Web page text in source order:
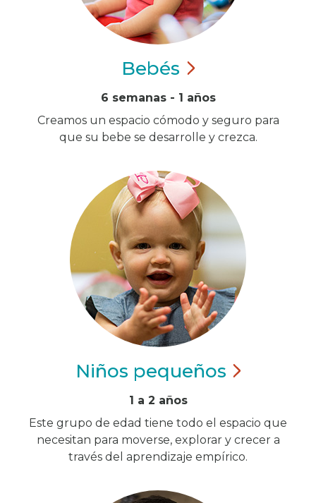
Bebés
6 semanas - 1 años
Creamos un espacio cómodo y seguro para
que su bebe se desarrolle y crezca.
Niños pequeños
1 a 2 años
Este grupo de edad tiene todo el espacio que
necesitan para moverse, explorar y crecer a
través del aprendizaje empírico.